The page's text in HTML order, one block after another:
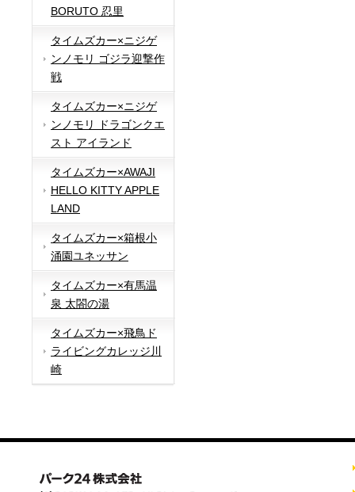
BORUTO 忍里
タイムズカー×ニジゲ
ンノモリ ゴジラ迎撃作
戦
タイムズカー×ニジゲ
ンノモリ ドラゴンクエ
スト アイランド
タイムズカー×AWAJI
HELLO KITTY APPLE
LAND
タイムズカー×箱根小
涌園ユネッサン
タイムズカー×有馬温
泉 太閤の湯
タイムズカー×飛鳥ド
ライビングカレッジ川
崎